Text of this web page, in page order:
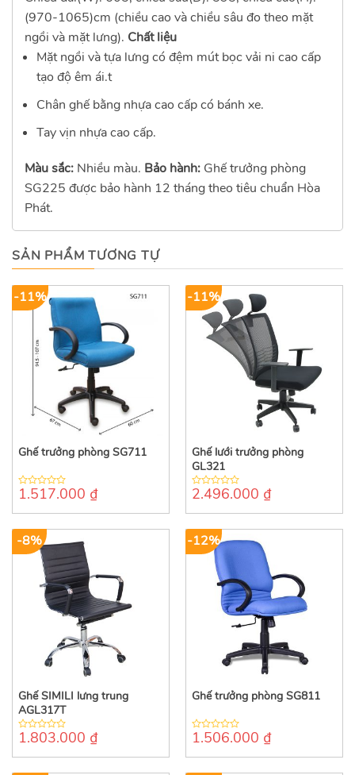
(970-1065)cm (chiều cao và chiều sâu đo theo mặt
ngồi và mặt lưng). Chất liệu
Mặt ngồi và tựa lưng có đệm mút bọc vải ni cao cấp
tạo độ êm ái.t
Chân ghế bằng nhựa cao cấp có bánh xe.
Tay vịn nhựa cao cấp.
Màu sắc: Nhiều màu. Bảo hành: Ghế trưởng phòng
SG225 được bảo hành 12 tháng theo tiêu chuẩn Hòa
Phát.
SẢN PHẨM TƯƠNG TỰ
-11%
Ghế trưởng phòng SG711
0
of
1.517.000 ₫
-11%
Ghế lưới trưởng phòng
GL321
0
of
2.496.000 ₫
-8%
Ghế SIMILI lưng trung
AGL317T
0
of
1.803.000 ₫
-12%
Ghế trưởng phòng SG811
0
of
1.506.000 ₫